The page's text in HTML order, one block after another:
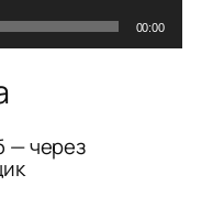
00:00
— через